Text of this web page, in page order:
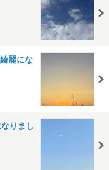
麗にな
りまし